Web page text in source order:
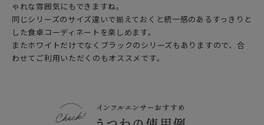
ゃれな雰囲気にもできますね。
同じシリーズのサイズ違いで揃えておくと統一感のあるすっきりと
した食卓コーディネートを楽しめます。
またホワイトだけでなくブラックのシリーズもありますので、合
わせてご利用いただくのもオススメです。